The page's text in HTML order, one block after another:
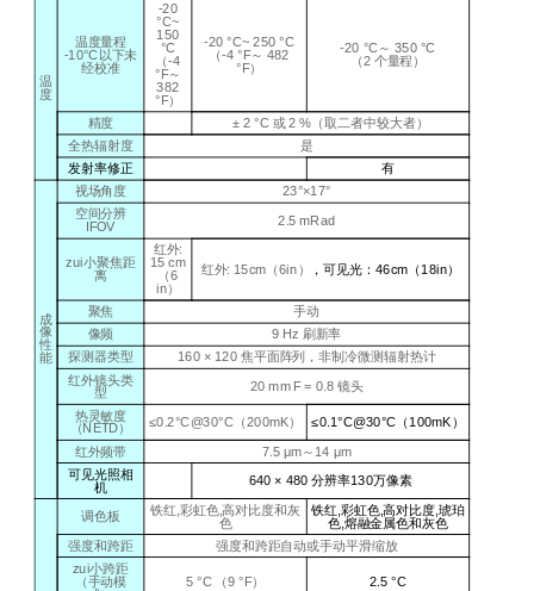
温
度
温度量程
-10°C以下未
经校准
-20
°C~
150
°C
（-4
°F～
382
°F）
-20 °C~ 250 °C
（-4 °F～ 482
°F）
-20 °C～ 350 °C
（2个量程 ）
精度 ± 2°C或2 % （取二者中较大者）
全热辐射度
是
发射率修正
有
成
像
性
能
视场角度 23°×17°
空间分辨
IFOV 2.5 mRad
zui小聚焦距
离
红外:
15 cm
（6
in）
红外: 15cm（6in） ，可见光：46cm（18in）
聚焦
手动
像频
9 Hz刷新率
探测器类型
160 × 120焦平面阵列，非制冷微测辐射热计
红外镜头类
型 20 mm F = 0.8镜头
热灵敏度
（NETD） ≤0.2°C@30°C（200mK） ≤0.1°C@30°C（100mK）
红外频带 7.5 μm～ 14 μm
可见光照相
机
640 × 480分辨率130万像素
调色板 铁红,彩虹色,高对比度和灰
色
铁红,彩虹色,高对比度,琥珀
色 ,熔融金属色和灰色
强度和跨距
强度和跨距自动或手动平滑缩放
zui小跨距
（手动模 5 °C （9 °F） 2.5 °C